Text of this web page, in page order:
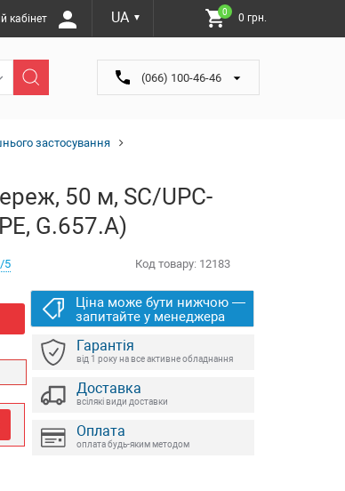
кабінет UA ▼
0 0 грн.
(066) 100-46-46
застосування
50 м, SC/UPC-
G.657.A)
Код товару: 12183
5
Ціна може бути нижчою —
запитайте у менеджера
Гарантія
від 1 року на все активне обладнання
Доставка
всілякі види доставки
Оплата
оплата будь-яким методом